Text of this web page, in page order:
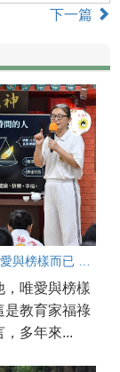
下一篇
，唯愛與榜樣
是教育家福祿
，多年來...